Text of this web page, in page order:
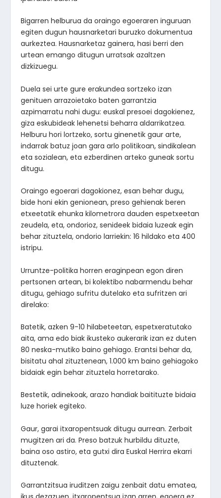
Bigarren helburua da oraingo egoeraren inguruan
egiten dugun hausnarketari buruzko dokumentua
aurkeztea. Hausnarketaz gainera, hasi berri den
urtean emango ditugun urratsak azaltzen
dizkizuegu.
Duela sei urte gure erakundea sortzeko izan
genituen arrazoietako baten garrantzia
azpimarratu nahi dugu: euskal presoei dagokienez,
giza eskubideak lehenetsi beharra aldarrikatzea.
Helburu hori lortzeko, sortu ginenetik gaur arte,
indarrak batuz joan gara arlo politikoan, sindikalean
eta sozialean, eta ezberdinen arteko guneak sortu
ditugu.
Oraingo egoerari dagokionez, esan behar dugu,
bide honi ekin genionean, preso gehienak beren
etxeetatik ehunka kilometrora dauden espetxeetan
zeudela, eta, ondorioz, senideek bidaia luzeak egin
behar zituztela, ondorio larriekin: 16 hildako eta 400
istripu.
Urruntze-politika horren eraginpean egon diren
pertsonen artean, bi kolektibo nabarmendu behar
ditugu, gehiago sufritu dutelako eta sufritzen ari
direlako:
Batetik, azken 9-10 hilabeteetan, espetxeratutako
aita, ama edo biak ikusteko aukerarik izan ez duten
80 neska-mutiko baino gehiago. Erantsi behar da,
bisitatu ahal zituztenean, 1.000 km baino gehiagoko
bidaiak egin behar zituztela horretarako.
Bestetik, adinekoak, arazo handiak baitituzte bidaia
luze horiek egiteko.
Gaur, garai itxaropentsuak ditugu aurrean. Zerbait
mugitzen ari da. Preso batzuk hurbildu dituzte,
baina oso astiro, eta gutxi dira Euskal Herrira ekarri
dituztenak.
Garrantzitsua iruditzen zaigu zenbait datu ematea,